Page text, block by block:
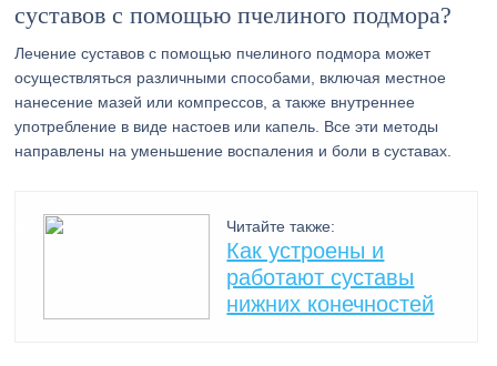
суставов с помощью пчелиного подмора?
Лечение суставов с помощью пчелиного подмора может
осуществляться различными способами, включая местное
нанесение мазей или компрессов, а также внутреннее
употребление в виде настоев или капель. Все эти методы
направлены на уменьшение воспаления и боли в суставах.
Читайте также:
Как устроены и
работают суставы
нижних конечностей